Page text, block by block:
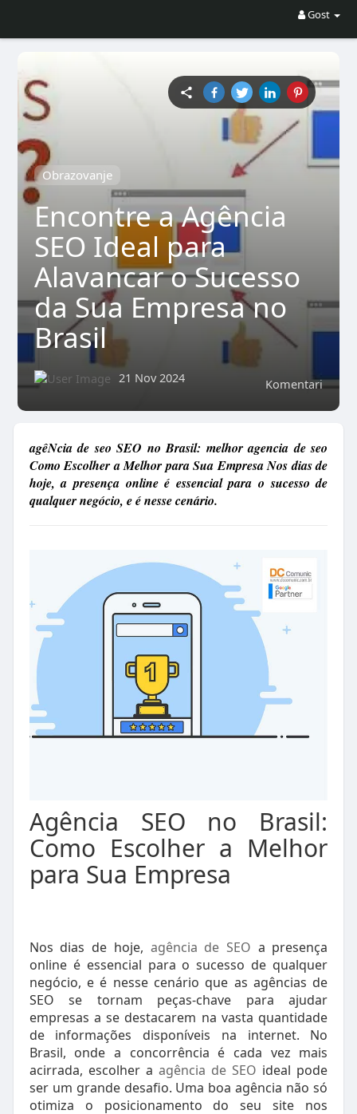
Gost
Obrazovanje
Encontre a Agência
SEO Ideal para
Alavancar o Sucesso
da Sua Empresa no
Brasil
Komentari
21 Nov 2024
agêNcia de seo SEO no Brasil: melhor agencia de seo
Como Escolher a Melhor para Sua Empresa Nos dias de
hoje, a presença online é essencial para o sucesso de
qualquer negócio, e é nesse cenário.
Agência SEO no Brasil:
Como Escolher a Melhor
para Sua Empresa
Nos dias de hoje, agência de SEO a presença
online é essencial para o sucesso de qualquer
negócio, e é nesse cenário que as agências de
SEO se tornam peças-chave para ajudar
empresas a se destacarem na vasta quantidade
de informações disponíveis na internet. No
Brasil, onde a concorrência é cada vez mais
acirrada, escolher a agência de SEO ideal pode
ser um grande desafio. Uma boa agência não só
otimiza o posicionamento do seu site nos